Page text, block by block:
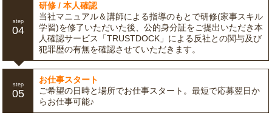
step
04
研修 / 本人確認
当社マニュアル＆講師による指導のもとで研修(家事スキル
学習)を修了いただいた後、公的身分証をご提出いただき本
人確認サービス「TRUSTDOCK」による反社との関与及び
犯罪歴の有無を確認させていただきます。
step
05
お仕事スタート
ご希望の日時と場所でお仕事スタート。最短で応募翌日か
らお仕事可能♪